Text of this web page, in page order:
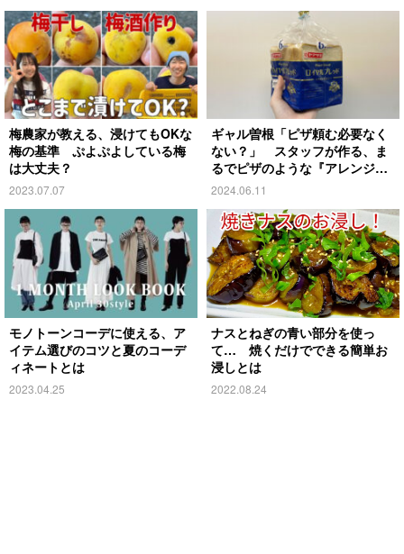
梅農家が教える、浸けてもOKな
梅の基準 ぷよぷよしている梅
は大丈夫？
2023.07.07
ギャル曽根「ピザ頼む必要なく
ない？」 スタッフが作る、ま
るでピザのような『アレンジト
ースト』とは
2024.06.11
モノトーンコーデに使える、ア
イテム選びのコツと夏のコーデ
ィネートとは
2023.04.25
ナスとねぎの青い部分を使っ
て… 焼くだけでできる簡単お
浸しとは
2022.08.24